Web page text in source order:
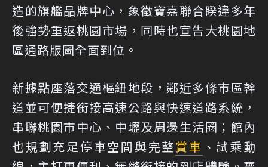
造的旗艦品牌中心，象徵寶嘉聯合睽違多年
後強勢重返桃園市場，同時也宣告大桃園地
區通路版圖全面到位。
新據點座落交通樞紐地段，鄰近多條市區幹
道並可便捷銜接高速公路與快速道路系統，
串聯桃園市中心、中壢及周邊生活圈；館內
也規劃充足停車空間與完整賞車 、試乘動